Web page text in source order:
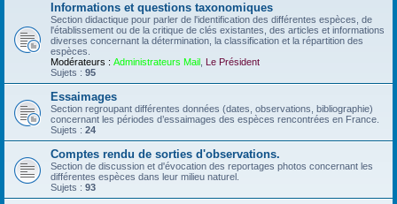
Informations et questions taxonomiques
Section didactique pour parler de l'identification des différentes espèces, de
l'établissement ou de la critique de clés existantes, des articles et informations
diverses concernant la détermination, la classification et la répartition des
espèces.
Modérateurs : Administrateurs Mail Le Président
Sujets : 95
Essaimages
Section regroupant différentes données (dates, observations, bibliographie)
concernant les périodes d’essaimages des espèces rencontrées en France.
Sujets : 24
Comptes rendu de sorties d'observations.
Section de discussion et d'évocation des reportages photos concernant les
différentes espèces dans leur milieu naturel.
Sujets : 93